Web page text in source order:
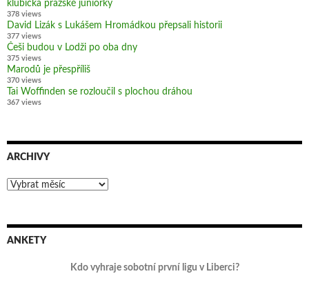
klubíčka pražské juniorky
378 views
David Lizák s Lukášem Hromádkou přepsali historii
377 views
Češi budou v Lodži po oba dny
375 views
Marodů je přespříliš
370 views
Tai Woffinden se rozloučil s plochou dráhou
367 views
ARCHIVY
Archivy
ANKETY
Kdo vyhraje sobotní první ligu v Liberci?